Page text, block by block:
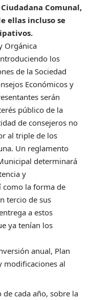
Comunal,
ellas incluso se
Orgánica
los
de la Sociedad
Económicos y
serán
público de la
de consejeros no
al triple de los
Un reglamento
determinará
y
como la forma de
tercio de sus
a estos
ya tenían los
anual, Plan
modificaciones al
cada año, sobre la